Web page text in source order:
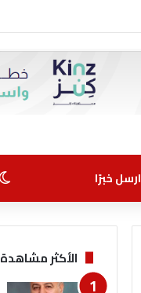
ارسل خبرًا
الأكثر مشاهدة